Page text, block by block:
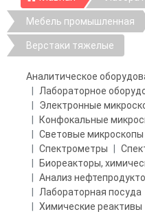
Мебель промышленная
Верстаки тяжелые
Аналитическое
Лабораторное
Электронные
Конфокальные
Световые микроскопы
Спектрометры
Биореакторы,
Анализ
Лабораторная посуда
Химические реактивы